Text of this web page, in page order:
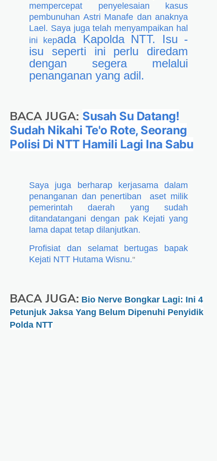
mempercepat penyelesaian kasus
pembunuhan Astri Manafe dan anaknya
Lael. Saya juga telah menyampaikan hal
ini kepada Kapolda NTT. Isu -
isu seperti ini perlu diredam
dengan segera melalui
penanganan yang adil.
BACA JUGA: Susah Su Datang!
Sudah Nikahi Te'o Rote, Seorang
Polisi Di NTT Hamili Lagi Ina Sabu
Saya juga berharap kerjasama dalam
penanganan dan penertiban aset milik
pemerintah daerah yang sudah
ditandatangani dengan pak Kejati yang
lama dapat tetap dilanjutkan.
Profisiat dan selamat bertugas bapak
Kejati NTT Hutama Wisnu."
BACA JUGA: Bio Nerve Bongkar Lagi: Ini 4
Petunjuk Jaksa Yang Belum Dipenuhi Penyidik
Polda NTT